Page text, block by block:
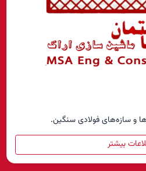
و سازه‌های فولادی سنگین.
بیشتر